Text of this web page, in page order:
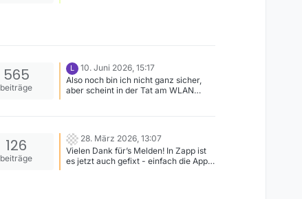
565
beiträge
L
10. Juni 2026, 15:17
Also noch bin ich nicht ganz sicher,
aber scheint in der Tat am WLAN
eigentlich sehr gut ist zum Router (ein
paar Meter). Aber trotzdem scheint
sich mein alter Acer an dem 5 GHz zu
verschlucken, denn mit 2,4 GHz und n
126
beiträge
28. März 2026, 13:07
Vielen Dank für’s Melden! In Zapp ist
es jetzt auch gefixt - einfach die App